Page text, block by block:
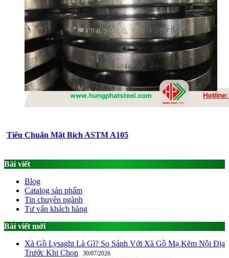
Tiêu Chuẩn Mặt Bích ASTM A105
Bài viết
Blog
Catalog sản phẩm
Tin chuyên ngành
Tư vấn khách hàng
Bài viết mới
Xà Gồ Lysaght Là Gì? So Sánh Với Xà Gồ Mạ Kẽm Nội Địa
Trước Khi Chọn
30/07/2026